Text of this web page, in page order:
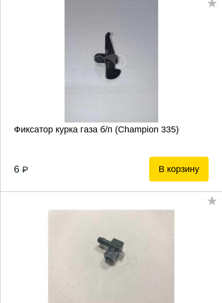
Фиксатор курка газа б/п (Champion 335)
6 P В корзину